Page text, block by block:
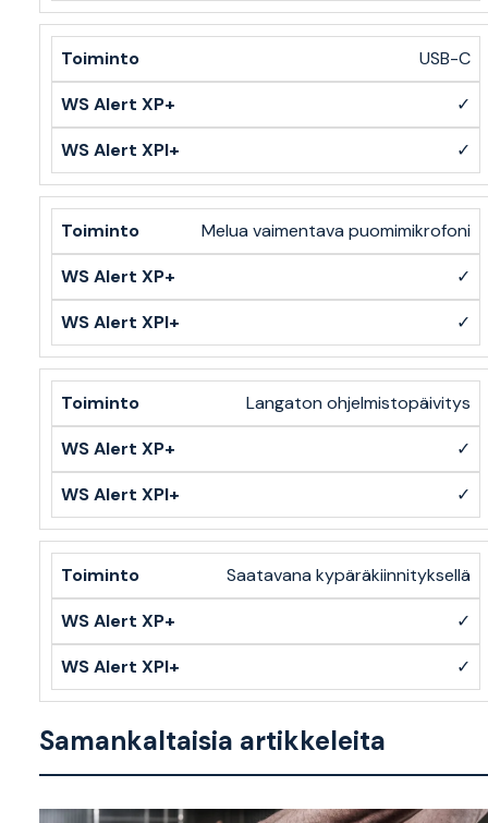
USB-C
✓
✓
Melua vaimentava puomimikrofoni
✓
✓
Langaton ohjelmistopäivitys
✓
✓
Saatavana kypäräkiinnityksellä
✓
✓
Samankaltaisia artikkeleita